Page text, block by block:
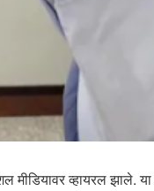
मीडियावर व्हायरल झाले.